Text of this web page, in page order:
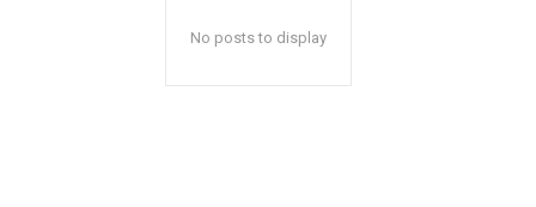
No posts to display